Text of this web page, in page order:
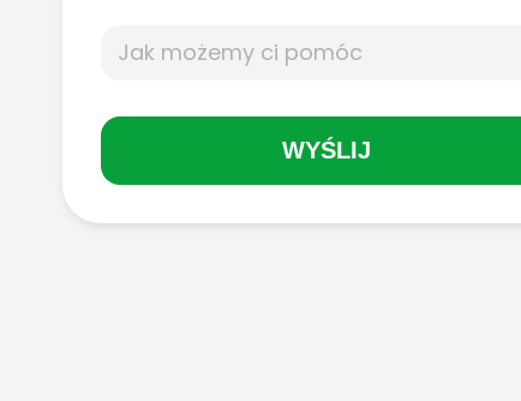
WYŚLIJ